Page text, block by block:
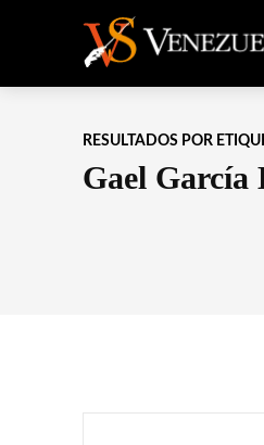
RESULTADOS POR
Gael García